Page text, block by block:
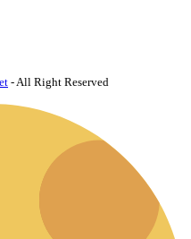
- All Right Reserved